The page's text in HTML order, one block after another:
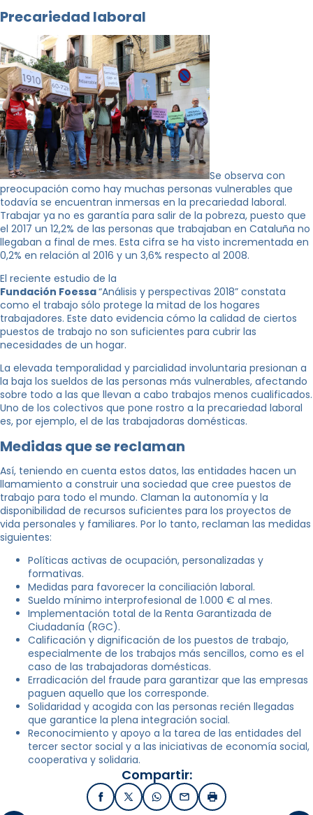
Precariedad laboral
Se observa con
preocupación como hay muchas personas vulnerables que
todavía se encuentran inmersas en la precariedad laboral.
Trabajar ya no es garantía para salir de la pobreza, puesto que
el 2017 un 12,2% de las personas que trabajaban en Cataluña no
llegaban a final de mes. Esta cifra se ha visto incrementada en
0,2% en relación al 2016 y un 3,6% respecto al 2008.
El reciente estudio de la
Fundación Foessa“Análisis y perspectivas 2018” constata
como el trabajo sólo protege la mitad de los hogares
trabajadores. Este dato evidencia cómo la calidad de ciertos
puestos de trabajo no son suficientes para cubrir las
necesidades de un hogar.
La elevada temporalidad y parcialidad involuntaria presionan a
la baja los sueldos de las personas más vulnerables, afectando
sobre todo a las que llevan a cabo trabajos menos cualificados.
Uno de los colectivos que pone rostro a la precariedad laboral
es, por ejemplo, el de las trabajadoras domésticas.
Medidas que se reclaman
Así, teniendo en cuenta estos datos, las entidades hacen un
llamamiento a construir una sociedad que cree puestos de
trabajo para todo el mundo. Claman la autonomía y la
disponibilidad de recursos suficientes para los proyectos de
vida personales y familiares. Por lo tanto, reclaman las medidas
siguientes:
Políticas activas de ocupación, personalizadas y
formativas.
Medidas para favorecer la conciliación laboral.
Sueldo mínimo interprofesional de 1.000 € al mes.
Implementación total de la Renta Garantizada de
Ciudadanía (RGC).
Calificación y dignificación de los puestos de trabajo,
especialmente de los trabajos más sencillos, como es el
caso de las trabajadoras domésticas.
Erradicación del fraude para garantizar que las empresas
paguen aquello que los corresponde.
Solidaridad y acogida con las personas recién llegadas
que garantice la plena integración social.
Reconocimiento y apoyo a la tarea de las entidades del
tercer sector social y a las iniciativas de economía social,
cooperativa y solidaria.
Compartir:
FacebookX / TwitterWhatsApp
EmailImprimir